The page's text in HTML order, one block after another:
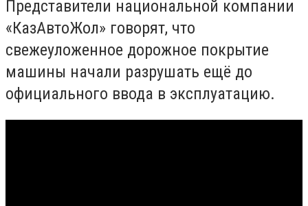
Представители национальной компании
«КазАвтоЖол» говорят, что
свежеуложенное дорожное покрытие
машины начали разрушать ещё до
официального ввода в эксплуатацию.